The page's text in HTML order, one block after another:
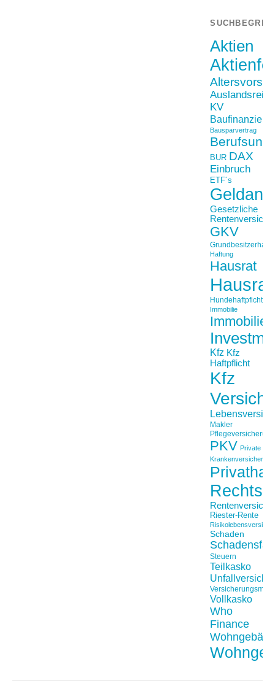
Aktien
Auslandsreise
KV
Bausparvertrag
BUR DAX
Einbruch
ETF´s
Gesetzliche
GKV
Haftung
Hausrat
Hundehaftpficht
Immobilie
Kfz Kfz
Haftpflicht
Kfz
Makler
Pflegeversicherung
PKV Private
Krankenversicherung
Riester-Rente
Schaden
Steuern
Teilkasko
Vollkasko
Who
Finance